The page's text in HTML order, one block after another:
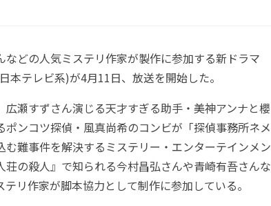
どの人気ミステリ作家が製作に参加する新ドラマ
本テレビ系)が4月11日、放送を開始した。
瀬すずさん演じる天才すぎる助手・美神アンナと櫻
ポンコツ探偵・風真尚希のコンビが「探偵事務所ネメ
む難事件を解決するミステリー・エンターテインメン
荘の殺人』で知られる今村昌弘さんや青崎有吾さんな
テリ作家が脚本協力として制作に参加している。